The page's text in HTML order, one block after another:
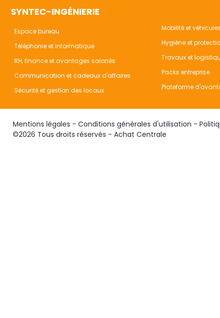
SYNTEC-INGÉNIERIE
Espace bureau
Téléphonie et informatique
RH, finance et avantages salariés
Communication et cadeaux d'affaires
Sécurité et gestion des locaux
Mobilité et
Hygiène et
Travaux et
Packs entreprise
Plateforme
Mentions légales - Conditions générales d'utilisation -
©2026 Tous droits réservés - Achat Centrale